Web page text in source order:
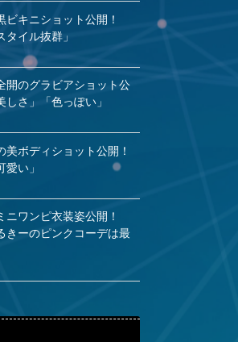
キニショット公開！
タイル抜群」
開のグラビアショット公
さ」「色っぽい」
ボディショット公開！
愛い」
ワンピ衣装姿公開！
きーのピンクコーデは最